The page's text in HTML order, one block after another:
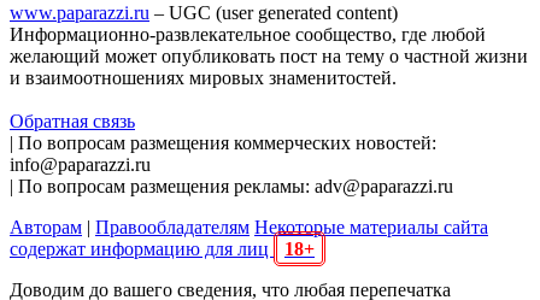
www.paparazzi.ru – UGC (user generated content)
Информационно-развлекательное сообщество, где любой
желающий может опубликовать пост на тему о частной жизни
и взаимоотношениях мировых знаменитостей.
Обратная связь
| По вопросам размещения коммерческих новостей:
info@paparazzi.ru
| По вопросам размещения рекламы: adv@paparazzi.ru
Авторам | Правообладателям Некоторые материалы сайта
содержат информацию для лиц
18+
Доводим до вашего сведения, что любая перепечатка